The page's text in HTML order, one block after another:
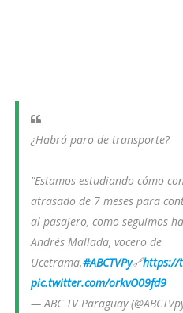
¿Habrá paro de transporte?
"Estamos estudiando cómo
atrasado de 7 meses para
al pasajero, como seguimos
Andrés Mallada, vocero de
Ucetrama.#ABCTVPy🔗https://
pic.twitter.com/orkvO09fd9
— ABC TV Paraguay